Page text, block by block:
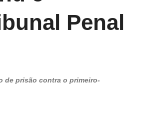
Penal
de prisão contra o primeiro-